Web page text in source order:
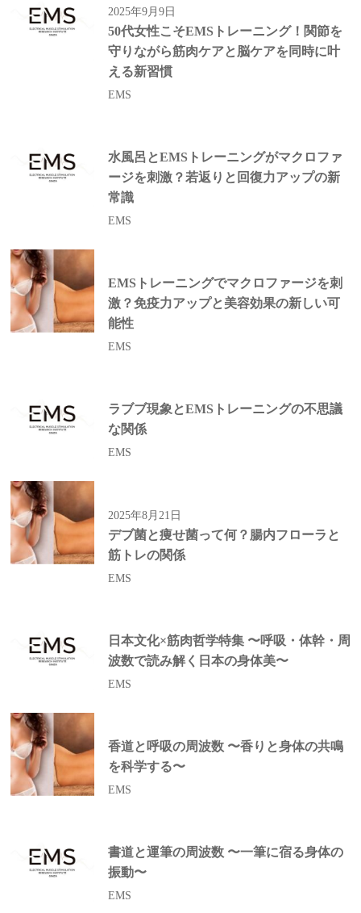
2025年9月9日
50代女性こそEMSトレーニング！関節を
守りながら筋肉ケアと脳ケアを同時に叶
える新習慣
EMS
水風呂とEMSトレーニングがマクロファ
ージを刺激？若返りと回復力アップの新
常識
EMS
EMSトレーニングでマクロファージを刺
激？免疫力アップと美容効果の新しい可
能性
EMS
ラブブ現象とEMSトレーニングの不思議
な関係
EMS
2025年8月21日
デブ菌と痩せ菌って何？腸内フローラと
筋トレの関係
EMS
日本文化×筋肉哲学特集 〜呼吸・体幹・周
波数で読み解く日本の身体美〜
EMS
香道と呼吸の周波数 〜香りと身体の共鳴
を科学する〜
EMS
書道と運筆の周波数 〜一筆に宿る身体の
振動〜
EMS